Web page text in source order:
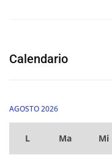
Calendario
AGOSTO 2026
L Ma Mi